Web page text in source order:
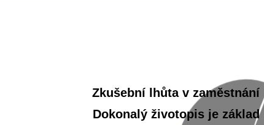
Zkušební lhůta v zaměstnání
Dokonalý životopis je základ